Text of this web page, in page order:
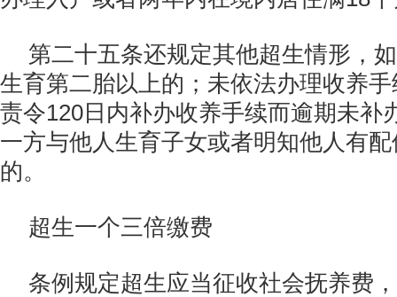
第二十五条还规定其他超生情形，
生育第二胎以上的；未依法办理收养
责令120日内补办收养手续而逾期未补
一方与他人生育子女或者明知他人有
的。
超生一个三倍缴费
条例规定超生应当征收社会抚养费